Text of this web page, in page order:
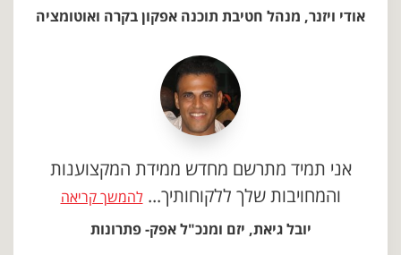
אודי ויזנר, מנהל חטיבת תוכנה אפקון בקרה ואוטומציה
אני תמיד מתרשם מחדש ממידת המקצוענות
והמחויבות שלך ללקוחותיך...להמשך קריאה
יובל גיאת, יזם ומנכ"ל אפק- פתרונות